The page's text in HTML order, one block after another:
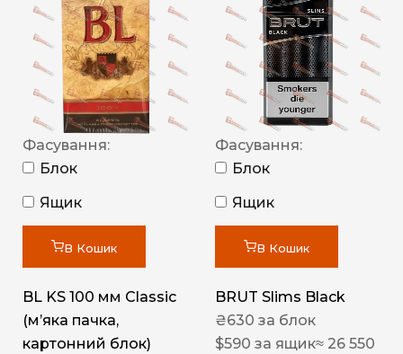
Фасування:
Блок
Ящик
В Кошик
BL KS 100 мм Classic
(м’яка пачка,
картонний блок)
Фасування:
Блок
Ящик
В Кошик
BRUT Slims Black
₴630 за блок
$590 за ящик≈ 26 550